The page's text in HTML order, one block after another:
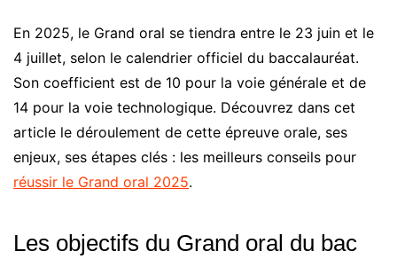
En 2025, le Grand oral se tiendra entre le 23 juin et le
4 juillet, selon le calendrier officiel du baccalauréat.
Son coefficient est de 10 pour la voie générale et de
14 pour la voie technologique. Découvrez dans cet
article le déroulement de cette épreuve orale, ses
enjeux, ses étapes clés : les meilleurs conseils pour
réussir le Grand oral 2025.
Les objectifs du Grand oral du bac